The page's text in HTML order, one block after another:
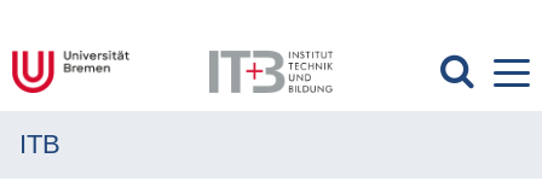
ITB